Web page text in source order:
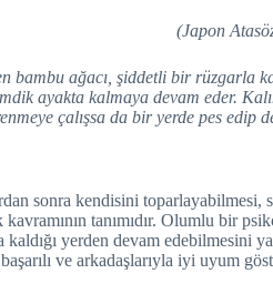
bambu ağacı, şiddetli bir rüzgarla
ayakta kalmaya devam eder.
çalışsa da bir yerde pes edip
sonra kendisini
tanımıdır. Olumlu bir
kaldığı yerden devam edebilmesini
ve arkadaşlarıyla iyi uyum